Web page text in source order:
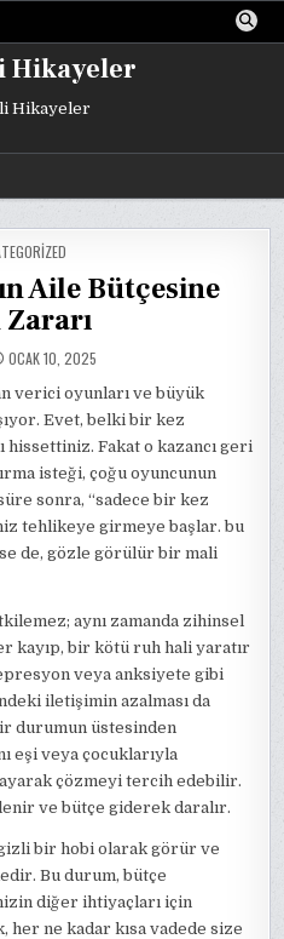
Hikayeler
Hikayeler
Aile Bütçesine
OCAK 10, 2025
verici oyunları ve büyük
Evet, belki bir kez
hissettiniz. Fakat o kazancı geri
isteği, çoğu oyuncunun
sonra, “sadece bir kez
tehlikeye girmeye başlar. bu
de, gözle görülür bir mali
aynı zamanda zihinsel
kayıp, bir kötü ruh hali yaratır
veya anksiyete gibi
iletişimin azalması da
durumun üstesinden
eşi veya çocuklarıyla
çözmeyi tercih edebilir.
ve bütçe giderek daralır.
bir hobi olarak görür ve
Bu durum, bütçe
diğer ihtiyaçları için
her ne kadar kısa vadede size